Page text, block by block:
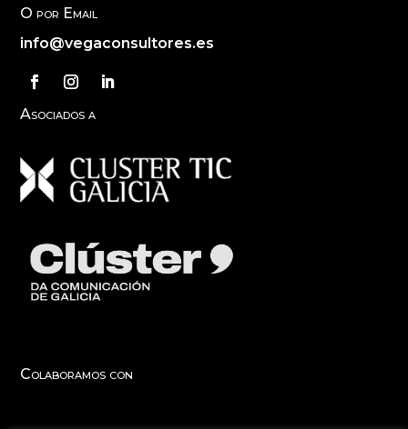
O por Email
info@vegaconsultores.es
Asociados a
Colaboramos con